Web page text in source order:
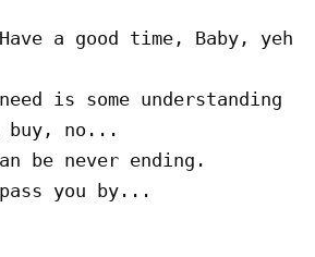
a good time, Baby, yeh
is some understanding
buy, no...
be never ending.
you by...